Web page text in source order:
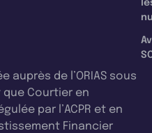
auprès de l’ORIAS sous
que Courtier en
par l’ACPR et en
Financier